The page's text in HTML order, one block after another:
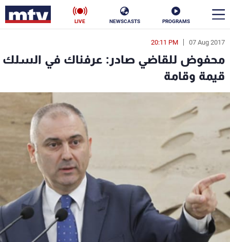
PROGRAMS
NEWSCASTS
LIVE
07 Aug 2017
20:11 PM
محفوض للقاضي صادر: عرفناك في السلك
قيمة وقامة
en
الأخبار
سياسة ناس
رياضة
كأس العالم
البرامج
جدول البرامج